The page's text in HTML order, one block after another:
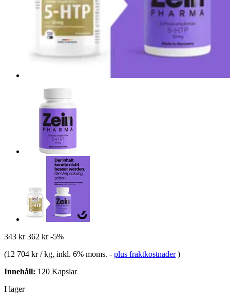
343 kr 362 kr -5%
(12 704 kr / kg, inkl. 6% moms. - plus fraktkostnader )
Innehåll: 120 Kapslar
I lager